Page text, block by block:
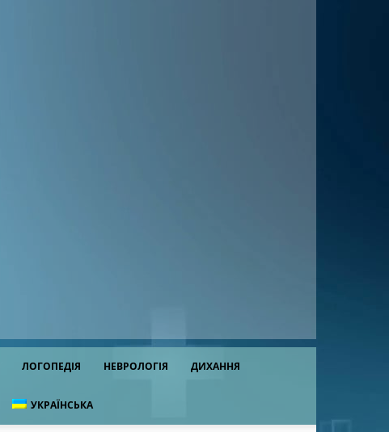
ЛОГОПЕДІЯ НЕВРОЛОГІЯ ДИХАННЯ
УКРАЇНСЬКА